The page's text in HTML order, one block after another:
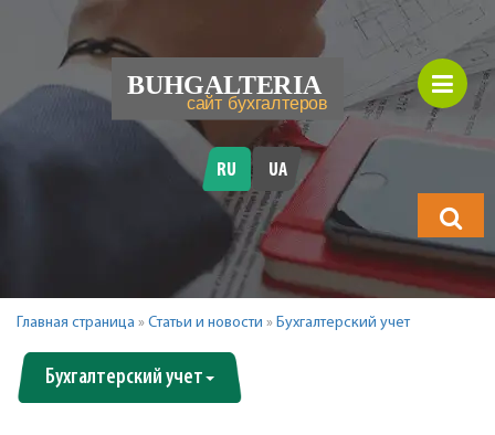
будете
искать?
RU UA
Главная страница » Статьи и новости » Бухгалтерский учет
Бухгалтерский учет